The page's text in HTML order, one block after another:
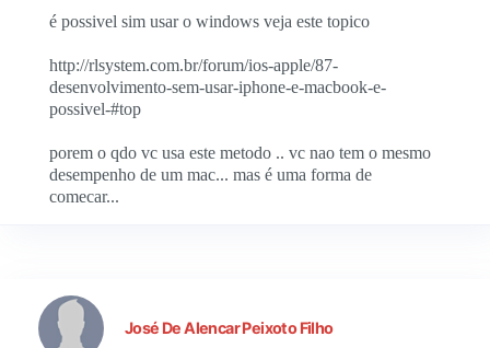
é possivel sim usar o windows veja este topico
http://rlsystem.com.br/forum/ios-apple/87-
desenvolvimento-sem-usar-iphone-e-macbook-e-
possivel-#top
porem o qdo vc usa este metodo .. vc nao tem o mesmo
desempenho de um mac... mas é uma forma de
comecar...
José De Alencar Peixoto Filho